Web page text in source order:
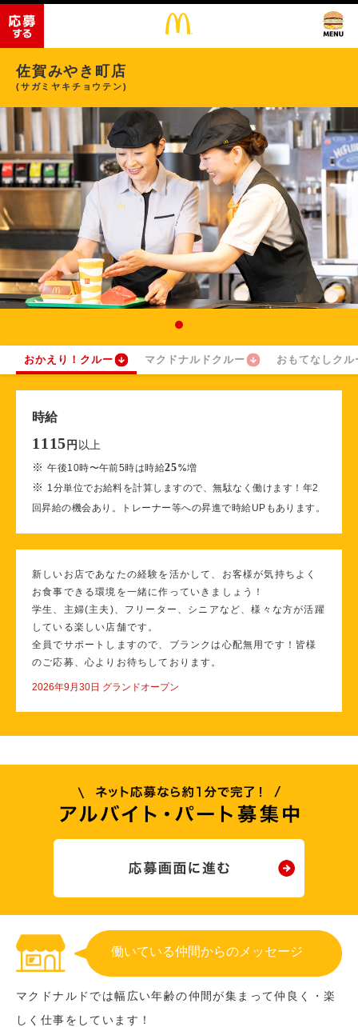
佐賀みやき町店
(サガミヤキチョウテン)
おかえり！クルー マクドナルドクルー おもてなしクル
時給
1115 円 以上
※午後10時〜午前5時は時給25%増
※ 1分単位でお給料を計算しますので、無駄なく働けます！年2
回昇給の機会あり。トレーナー等への昇進で時給UPもあります。
新しいお店であなたの経験を活かして、お客様が気持ちよく
お食事できる環境を一緒に作っていきましょう！
学生、主婦(主夫)、フリーター、シニアなど、様々な方が活躍
している楽しい店舗です。
全員でサポートしますので、ブランクは心配無用です！皆様
のご応募、心よりお待ちしております。
2026年9月30日 グランドオープン
働いている仲間からのメッセージ
マクドナルドでは幅広い年齢の仲間が集まって仲良く・楽
しく仕事をしています！